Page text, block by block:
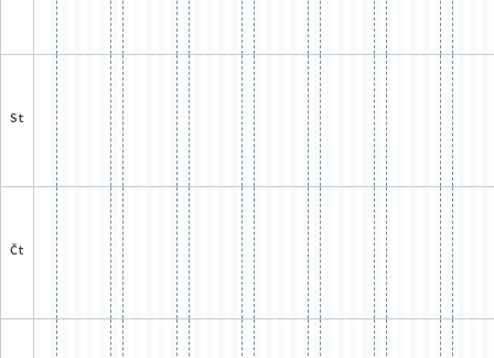
st
čt